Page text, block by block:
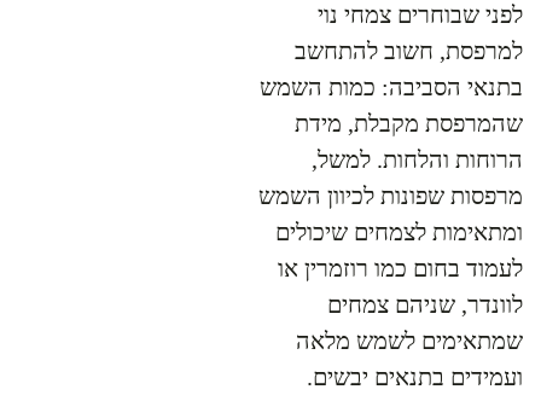
לפני שבוחרים צמחי נוי
למרפסת, חשוב להתחשב
בתנאי הסביבה: כמות השמש
שהמרפסת מקבלת, מידת
הרוחות והלחות. למשל,
מרפסות שפונות לכיוון השמש
ומתאימות לצמחים שיכולים
לעמוד בחום כמו רוזמרין או
לוונדר, שניהם צמחים
שמתאימים לשמש מלאה
ועמידים בתנאים יבשים.